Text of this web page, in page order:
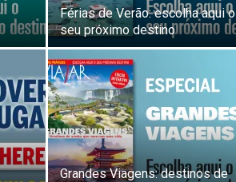
Férias de Verão: escolha aqui o
seu próximo destino
Grandes Viagens: destinos de